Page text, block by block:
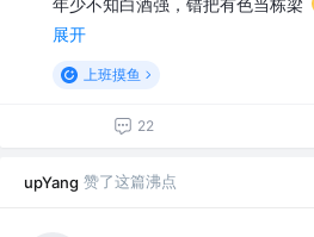
展开
上班摸鱼
22
upYang 赞了这篇沸点